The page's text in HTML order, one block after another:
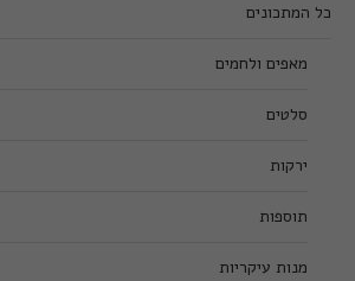
כל המתכונים
מאפים ולחמים
סלטים
ירקות
תוספות
מנות עיקריות